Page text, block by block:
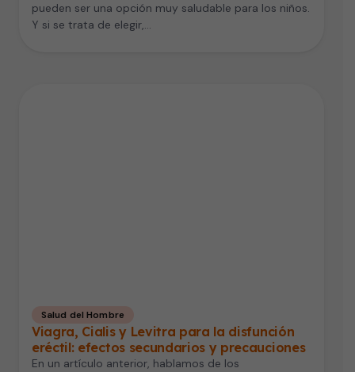
pueden ser una opción muy saludable para los niños.
Y si se trata de elegir,…
Salud del Hombre
Viagra, Cialis y Levitra para la disfunción
eréctil: efectos secundarios y precauciones
En un artículo anterior, hablamos de los